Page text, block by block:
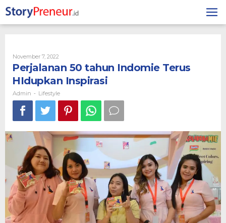
to
content
November 7, 2022
Admin
Perjalanan 50 tahun Indomie Terus
HIdupkan Inspirasi
Admin - Lifestyle